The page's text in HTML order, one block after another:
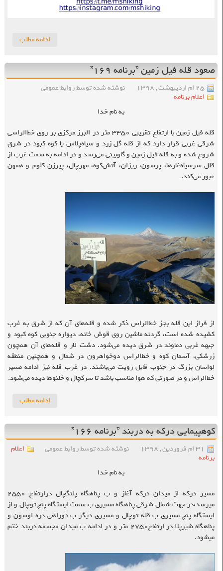
ادامه مطلب
صعود قله فیل زمین ”برنامه ۱۶۹”
۲۵ ام اردیبهشت , ۱۳۹۸ نوشته شده توسط روابط عمومی
اعلام برنامه
به نام خدا
قله فیل زمین با ارتفاع تقریبی ۳۳۵۰ متر در البرز مرکزی بر روی خط‌الراسی
شرقی غربی قرار دارد که از قله گل زرد و سیاه‌پلاس یا کوه کبود در شرق
شروع شده و به قله فیل زمین و گاوبینی می‌رسد و در ادامه به سمت غرب از
قلل سرسیاه‌غارها، پرسون، ریزان، آتش‌کوه، مهرچال، پیرزن کلوم و همهن
عبور می‌کند.
از فراز این قله بجز خط‌الراس ذکر شده و قله‌های آن که از شرق به غرب
کشیده شده است، گردنه ماشین روی قوش خانه، دیواره جنوبی کوه کبود و
جبهه غربی دماوند در شرق دیده می‌شود. دشت لار و قله‌های آن همچون
زرشکی، آسمان کوه و خط‌الراس دوخواهرون در شمال و همچنین منطقه
لواسان بزرگ در جنوب قابل رویت می‌باشند. در غرب قله نیز ادامه مسیر
خط‌الراس و در صورتی که هوا مناسب باشد تا سرکچال و خلنوها دیده می‌شود.
ادامه مطلب
کوهپیمایی درکه به دربند ”برنامه ۱۶۶”
۳۱ ام فروردین , ۱۳۹۸ نوشته شده توسط روابط عمومی اعلام
برنامه
به نام خدا
مسیر درکه از میدان درکه آغاز و ب پناهگاه پلنگچال درارتفاع ۲۵۵۰
میرسد،در جهت شمال شرقی پناهگاه مسیری ب سمت ایستگاه پنج توچال و از
ایستگاه پنج مسیری ب قله توچال و مسیری دیگر ب دوراهی دره اوسون و
پناهگاه شیرپلا در ارتفاع۲۷۵۰ متر و در ادامه ب میدان مجسمه دربند ختم
میشود.